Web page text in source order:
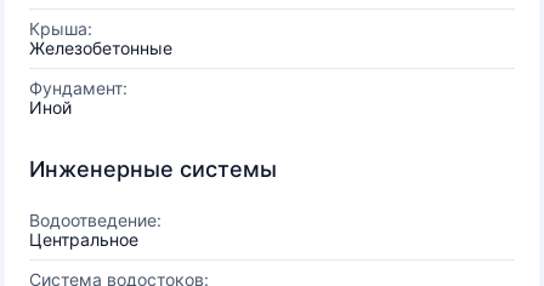
Крыша:
Железобетонные
Фундамент:
Иной
Инженерные системы
Водоотведение:
Центральное
Система водостоков: